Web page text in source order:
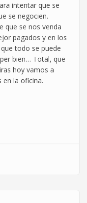
intentar que se
se negocien.
que se nos venda
pagados y en los
todo se puede
bien… Total, que
hoy vamos a
en la oficina.